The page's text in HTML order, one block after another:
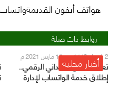
هواتف أيفون القديمةواتساب
روابط ذات صلة
أخبار محلية 2 شعبان 1442 هـ - 15 مارس 2021 م
تعزيزًا للعمل الميداني الرقمي..
إطلاق خدمة الواتساب لإدارة
العمليات بالمسجد الحرام